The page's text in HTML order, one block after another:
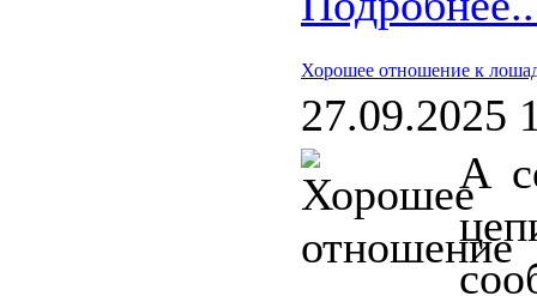
Хорошее отношение к
27.09.2025
А